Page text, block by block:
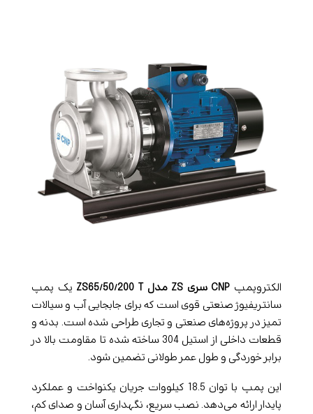
الکتروپمپ CNP سری ZS مدل ZS65/50/200 T
یک پمپ
سانتریفیوژ صنعتی قوی است که برای جابجایی آب و سیالات
تمیز در پروژه‌های صنعتی و تجاری طراحی شده است. بدنه و
قطعات داخلی از استیل 304 ساخته شده تا مقاومت بالا در
برابر خوردگی و طول عمر طولانی تضمین شود.
این پمپ با توان 18.5 کیلووات جریان یکنواخت و عملکرد
پایدار ارائه می‌دهد. نصب سریع، نگهداری آسان و صدای کم،